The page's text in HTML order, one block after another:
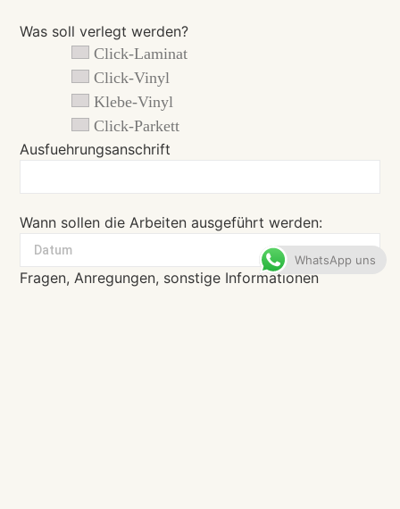
Was soll verlegt werden?
Click-Laminat
Click-Vinyl
Klebe-Vinyl
Click-Parkett
Ausfuehrungsanschrift
Wann sollen die Arbeiten ausgeführt werden:
Fragen, Anregungen, sonstige Informationen
WhatsApp uns